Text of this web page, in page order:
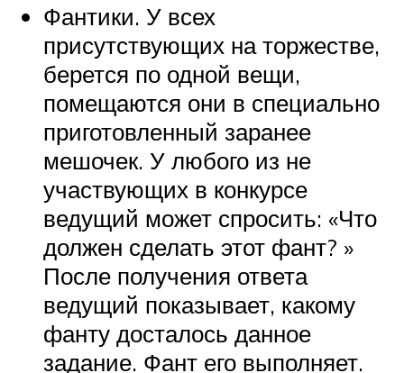
Фантики. У всех
присутствующих на торжестве,
берется по одной вещи,
помещаются они в специально
приготовленный заранее
мешочек. У любого из не
участвующих в конкурсе
ведущий может спросить: «Что
должен сделать этот фант? »
После получения ответа
ведущий показывает, какому
фанту досталось данное
задание. Фант его выполняет.